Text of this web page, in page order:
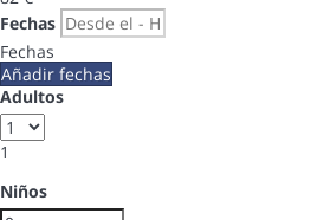
Fechas
Fechas
Añadir fechas
Adultos
1
Niños